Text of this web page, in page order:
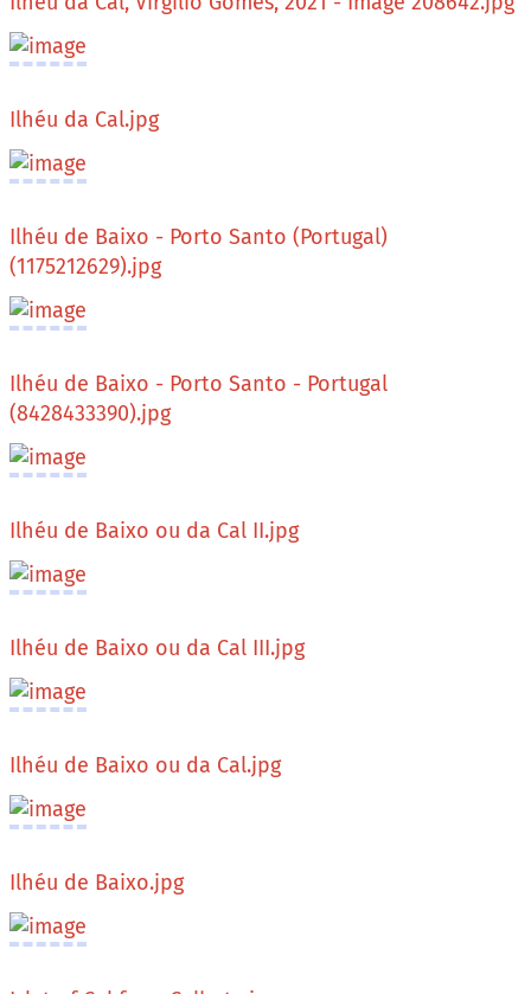
Ilhéu da Cal.jpg
Ilhéu de Baixo - Porto Santo (Portugal)
(1175212629).jpg
Ilhéu de Baixo - Porto Santo - Portugal
(8428433390).jpg
Ilhéu de Baixo ou da Cal II.jpg
Ilhéu de Baixo ou da Cal III.jpg
Ilhéu de Baixo ou da Cal.jpg
Ilhéu de Baixo.jpg